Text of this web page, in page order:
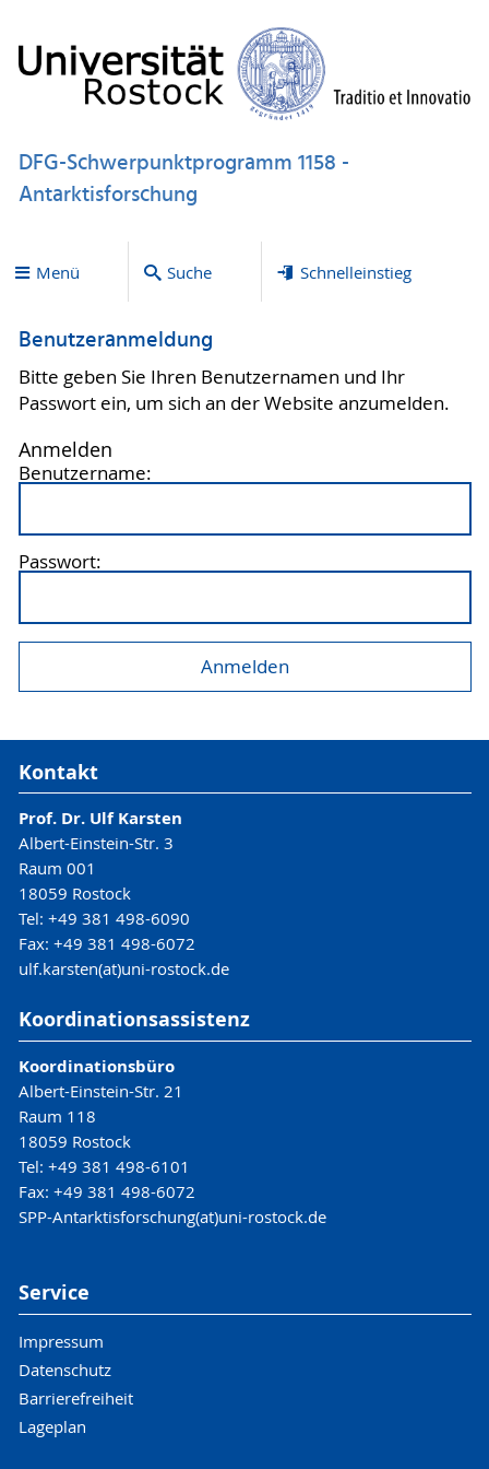
DFG-Schwerpunktprogramm 1158 -
Antarktisforschung
Menü Suche Schnelleinstieg
Benutzeranmeldung
Bitte geben Sie Ihren Benutzernamen und Ihr
Passwort ein, um sich an der Website anzumelden.
Anmelden
Benutzername:
Passwort:
Kontakt
Prof. Dr. Ulf Karsten
Albert-Einstein-Str. 3
Raum 001
18059 Rostock
Tel: +49 381 498-6090
Fax: +49 381 498-6072
ulf.karsten(at)uni-rostock.de
Koordinationsassistenz
Koordinationsbüro
Albert-Einstein-Str. 21
Raum 118
18059 Rostock
Tel: +49 381 498-6101
Fax: +49 381 498-6072
SPP-Antarktisforschung(at)uni-rostock.de
Service
Impressum
Datenschutz
Barrierefreiheit
Lageplan